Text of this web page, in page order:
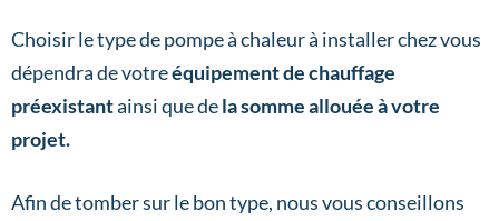
Choisir le type de pompe à chaleur à installer chez vous
dépendra de votreéquipement de chauffage
préexistantainsi que dela somme allouée à votre
projet.
Afin de tomber sur le bon type, nous vous conseillons